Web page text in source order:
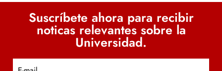
Suscríbete ahora para recibir
noticas relevantes sobre la
Universidad.